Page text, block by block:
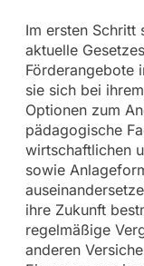
Im ersten Schritt
aktuelle
Förderangebote
sie sich bei
Optionen zum
pädagogische
wirtschaftlichen
sowie
ihre Zukunft
regelmäßige
anderen